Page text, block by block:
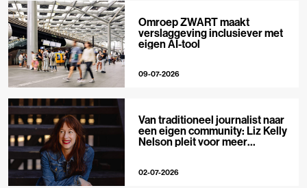
Omroep ZWART maakt
verslaggeving inclusiever met
eigen AI-tool
09-07-2026
Van traditioneel journalist naar
een eigen community: Liz Kelly
Nelson pleit voor meer
02-07-2026